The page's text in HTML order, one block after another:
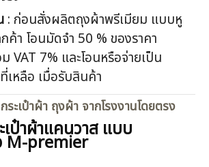
: ก่อนสั่งผลิตถุงผ้าพรีเมียม แบบหู
ค้า โอนมัดจำ 50 % ของราคา
VAT 7% และโอนหรือจ่ายเป็น
เหลือ เมื่อรับสินค้า
ะเป๋าผ้า ถุงผ้า จากโรงงานโดยตรง
เป๋าผ้าแคนวาส แบบ
M-premier